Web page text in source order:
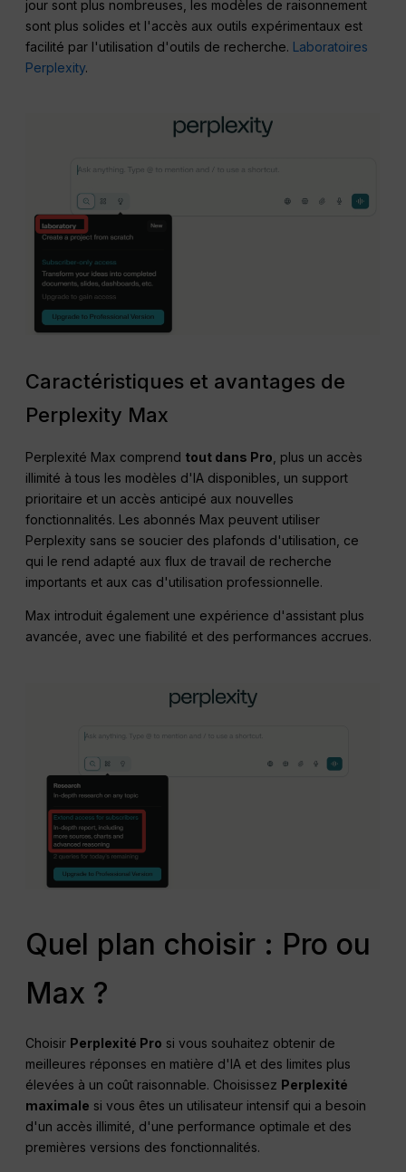
jour sont plus nombreuses, les modèles de raisonnement
sont plus solides et l'accès aux outils expérimentaux est
facilité par l'utilisation d'outils de recherche. Laboratoires
Perplexity.
Caractéristiques et avantages de
Perplexity Max
Perplexité Max comprend tout dans Pro , plus un accès
illimité à tous les modèles d'IA disponibles, un support
prioritaire et un accès anticipé aux nouvelles
fonctionnalités. Les abonnés Max peuvent utiliser
Perplexity sans se soucier des plafonds d'utilisation, ce
qui le rend adapté aux flux de travail de recherche
importants et aux cas d'utilisation professionnelle.
Max introduit également une expérience d'assistant plus
avancée, avec une fiabilité et des performances accrues.
Quel plan choisir : Pro ou
Max ?
Choisir Perplexité Pro si vous souhaitez obtenir de
meilleures réponses en matière d'IA et des limites plus
élevées à un coût raisonnable. Choisissez Perplexité
maximale si vous êtes un utilisateur intensif qui a besoin
d'un accès illimité, d'une performance optimale et des
premières versions des fonctionnalités.